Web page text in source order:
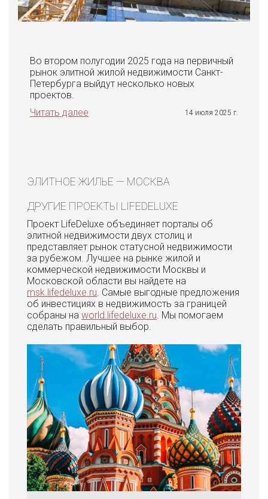
Во втором полугодии 2025 года на первичный
рынок элитной жилой недвижимости Санкт-
Петербурга выйдут несколько новых
проектов.
Читать далее
14 июля 2025 г.
ЭЛИТНОЕ ЖИЛЬЕ — МОСКВА
ДРУГИЕ ПРОЕКТЫ LIFEDELUXE
Проект LifeDeluxe объединяет порталы об
элитной недвижимости двух столиц и
представляет рынок статусной недвижимости
за рубежом. Лучшее на рынке жилой и
коммерческой недвижимости Москвы и
Московской области вы найдете на
msk.lifedeluxe.ru . Самые выгодные предложения
об инвестициях в недвижимость за границей
собраны на world.lifedeluxe.ru . Мы помогаем
сделать правильный выбор.